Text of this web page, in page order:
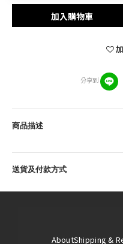
加入購物車
分享到
商品描述
送貨及付款方式
AboutShipping &